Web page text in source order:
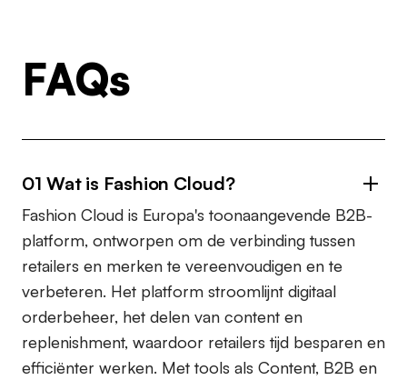
FAQs
01 Wat is Fashion Cloud?
Fashion Cloud is Europa's toonaangevende B2B-
platform, ontworpen om de verbinding tussen
retailers en merken te vereenvoudigen en te
verbeteren. Het platform stroomlijnt digitaal
orderbeheer, het delen van content en
replenishment, waardoor retailers tijd besparen en
efficiënter werken. Met tools als Content, B2B en